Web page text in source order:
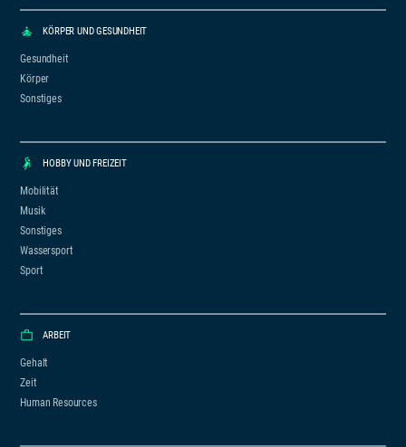
KÖRPER UND GESUNDHEIT
Gesundheit
Körper
Sonstiges
HOBBY UND FREIZEIT
Mobilität
Musik
Sonstiges
Wassersport
Sport
ARBEIT
Gehalt
Zeit
Human Resources